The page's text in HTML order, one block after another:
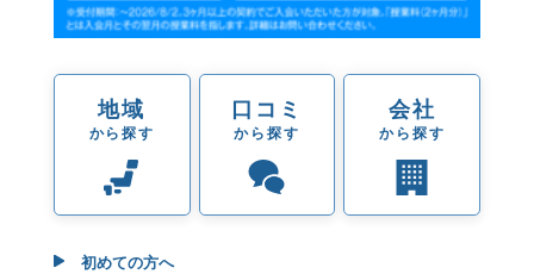
地域
から探す
口コミ
から探す
会社
から探す
初めての方へ